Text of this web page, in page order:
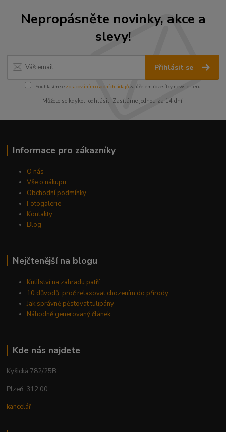
Nepropásněte novinky, akce a
slevy!
Přihlásit se
Souhlasím se zpracováním osobních údajůza účelem rozesílky newsletteru.
Můžete se kdykoli odhlásit. Zasíláme jednou za 14 dní.
Informace pro zákazníky
O nás
Vše o nákupu
Obchodní podmínky
Fotogalerie
Kontakty
Blog
Nejčtenější na blogu
Kutilství na zahradu patří
10 důvodů, proč relaxovat chozením do přírody
Jak správně pěstovat tulipány
Náhodně generovaný článek
Kde nás najdete
Kyšická 782/25B
Plzeň, 312 00
kancelář